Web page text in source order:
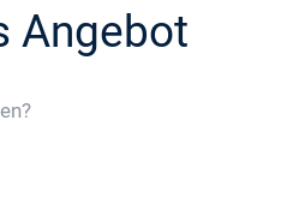
Angebot